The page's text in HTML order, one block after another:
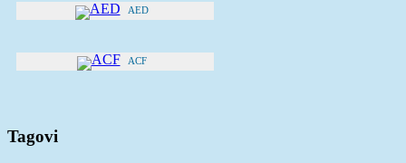
AED
ACF
Tagovi